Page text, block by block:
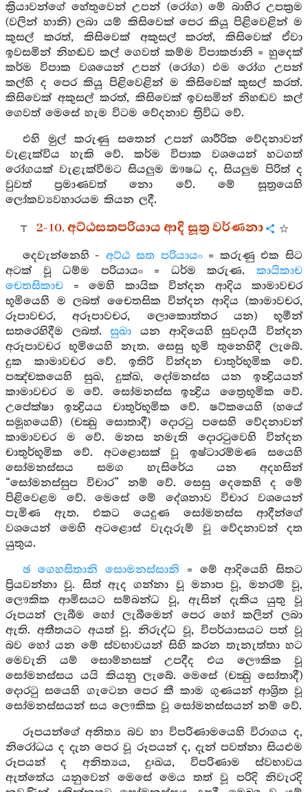
ක්‍රියාවන්ගේ හේතුවෙන් උපන් (රෝග) මේ බාහිර උපක්‍රම
(වලින් හානි) ලබා යම් කිසිවෙක් පෙර කියූ පිළිවෙළින් ම
කුසල් කරත්, කිසිවෙක් අකුසල් කරත්, කිසිවෙක් ඒවා
ඉවසමින් නිහඬව කල් ගෙවත් කම්ම විපාකජානි = හුදෙක්
කර්ම විපාක වශයෙන් උපන් (රෝග) එම රෝග උපන්
කල්හි ද පෙර කියූ පිළිවෙළින් ම කිසිවෙක් කුසල් කරත්.
කිසිවෙක් අකුසල් කරත්, කිසිවෙක් ඉවසමින් නිහඬව කල්
ගෙවත් මෙසේ හැම විටම වේදනාව ත්‍රිවිධ වේ.
එහි මුල් කරුණු සතෙන් උපන් ශාරීරික වේදනාවන්
වැළැක්විය හැකි වේ. කර්ම විපාක වශයෙන් හටගත්
රෝගයක් වැළැක්වීමට සියලුම ඖෂධ ද, සියලුම පිරිත් ද
වුවත් ප්‍රමාණවත් නො වේ. මේ සූත්‍රයෙහි
ලෝකව්‍යවහාරයම කියන ලදී.
2-10. අට්ඨසතපරියාය ආදි සූත්‍ර වර්ණනා
දෙවැන්නෙහි - අට්ඨ සත පරියායං= කරුණු එක සිට
අටක් වූ ධම්ම පරියායං = ධර්ම කරුණ. කායිකාච
චෙතසිකාච = මෙහි කායික වින්දන ආදිය කාමාවචර
භූමියෙහි ම ලබත් චෛතසික වින්දන ආදිය (කාමාවචර,
රූපාවචර, අරූපාවචර, ලොකොත්තර යන) භූමීන්
සතරෙහිදීම ලබත්.සුඛා යන ආදියෙහි සුවදායී වින්දන
අරූපාවචර භූමියෙහි නැත. සෙසු භූමි තුනෙහිදී ලැබේ.
දුක කාමාවචර වේ. ඉතිරි වින්දන චාතුර්භූමික වේ.
පඤ්චකයෙහි සුඛ, දුක්ඛ, දෝමනස්ස යන ඉන්‍ද්‍රියයන්
කාමාවචර ම වේ. සෝමනස්ස ඉන්‍ද්‍රිය ත්‍රෛභූමික වේ.
උපේක්ෂා ඉන්‍ද්‍රියය චාතුර්භූමික වේ. ෂට්කයෙහි (හයේ
සමූහයෙහි) (චක්‍ඛු සොතාදී) දොරටු පසෙහි වේදනාවන්
කාමාවචර ම වේ. මනස නමැති දොරටුවෙහි වින්දන
චාතුර්භූමික වේ. අටළොසක් වූ ඉෂ්ටාරම්මණ සයෙහි
සෝමනස්සය සමග හැසිරේය යන අදහසින්
“සෝමනස්සුප විචාර” නම් වේ. සෙසු දෙකෙහි ද මේ
පිළිවෙළම වේ. මෙසේ මේ දේශනාව විචාර වශයෙන්
පැමිණ ඇත. එකට යෙදුණ සෝමනස්ස ආදීන්ගේ
වශයෙන් මෙහි අටළොස් වැදෑරුම් වූ වේදනාවන් දත
යුතුය.
ඡ ගෙහසිතානි සොමනස්සානි = මේ ආදියෙහි සිතට
ප්‍රියවන්නා වූ. සිත් ඇද ගන්නා වූ මනාප වූ, මනරම් වූ,
ලෞකික ආමිසයට සම්බන්ධ වූ, ඇසින් දැකිය යුතු වූ
රූපයන් ලැබීම හෝ ලැබීමෙන් පෙර හෝ කලින් ලබා
ඇති. අතීතයට අයත් වූ. නිරුද්ධ වූ, විපර්යාසයට පත් වූ
බව හෝ යන මේ ස්වභාවයන් සිහි කරන තැනැත්තා හට
මෙවැනි යම් සොම්නසක් උපදීද එය ලෞකික වූ
සෝමනස්සය යයි කියනු ලැබේ. මෙසේ (චක්‍ඛු සෝතාදී)
දොරටු සයෙහි ගැටෙන පෙර කී කාම ගුණයන් ආශ්‍රිත වූ
සෝමනස්සයන් සය ලෞකික වූ සෝමනස්සයන් නම් වේ.
රූපයන්ගේ අනිත්‍ය බව හා විපරිණාමයෙහි විරාගය ද,
නිරෝධය ද දැන පෙර වූ රූපයන් ද, දැන් පවත්නා සියළුම
රූපයන් ද අනිත්‍යය, දුඃඛය, විපරිණාම ස්වභාවය
ඇත්තේය යනුවෙන් මෙසේ මෙය තත් වූ පරිදි නිවැරදි